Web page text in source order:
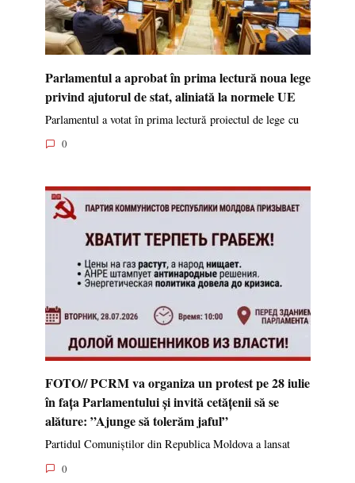
Parlamentul a aprobat în prima lectură noua lege
privind ajutorul de stat, aliniată la normele UE
Parlamentul a votat în prima lectură proiectul de lege cu
0
FOTO// PCRM va organiza un protest pe 28 iulie
în fața Parlamentului și invită cetățenii să se
alăture: ”Ajunge să tolerăm jaful”
Partidul Comuniștilor din Republica Moldova a lansat
0